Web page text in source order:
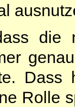
die
Dass
Rolle